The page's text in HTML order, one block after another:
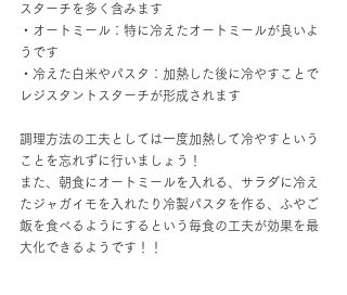
スターチを多く含みます
・オートミール：特に冷えたオートミールが良いよ
うです
・冷えた白米やパスタ：加熱した後に冷やすことで
レジスタントスターチが形成されます
調理方法の工夫としては一度加熱して冷やすという
ことを忘れずに行いましょう！
また、朝食にオートミールを入れる、サラダに冷え
たジャガイモを入れたり冷製パスタを作る、ふやご
飯を食べるようにするという毎食の工夫が効果を最
大化できるようです！！